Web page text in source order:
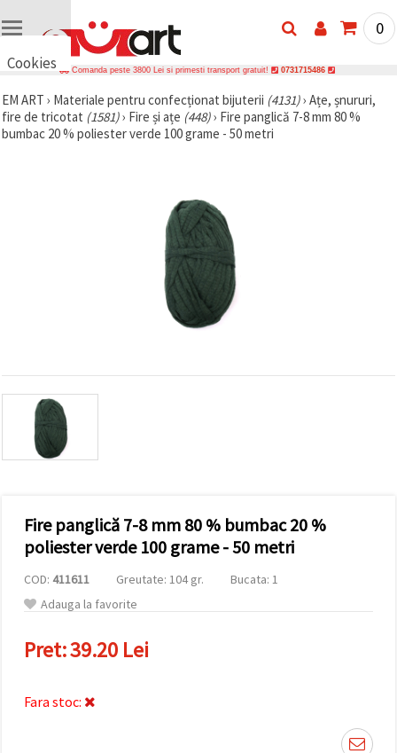
Cookies
vrem să vă
oferim
câteva
vizitele.
Puteți fi de
acord să
utilizați
toate
site!" Sau să
vă indicați
preferințele
selectând
cookie -uri
pe butonul
"Salvați"
Аcceptati
0
Comanda peste 3800 Lei si primesti transport gratuit! 0731715486
EM ART › Materiale pentru confecționat bijuterii (4131)› Ațe, șnururi,
fire de tricotat (1581)› Fire și ațe (448)› Fire panglică 7-8 mm 80 %
bumbac 20 % poliester verde 100 grame - 50 metri
Fire panglică 7-8 mm 80 % bumbac 20 %
poliester verde 100 grame - 50 metri
COD: 411611 Greutate: 104 gr.
Bucata: 1
Adauga la favorite
Pret:39.20 Lei
Fara stoc: